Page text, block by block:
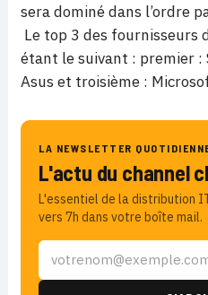
sera dominé dans l’ordre
Le top 3 des fournisseurs
étant le suivant : premier :
Asus et troisième :
LA NEWSLETTER
L'actu du channel
L'essentiel de la distribution
vers 7h dans votre boîte mail.